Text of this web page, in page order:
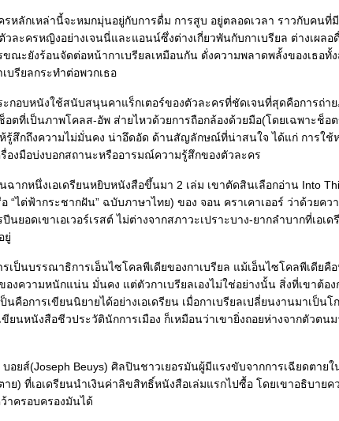
รหลักเหล่านี้จะหมกมุ่นอยู่กับการดื่ม การสูบ อยู่ตลอดเวลา ราวกับคนที่
วละครหญิงอย่างเจนนี่และแอนน์ซึ่งต่างเกี่ยวพันกับกาเบรียล ต่างเผลอ
ขณะยังร้อนจัดต่อหน้ากาเบรียลเหมือนกัน ดั่งความพลาดพลั้งของเธอทั้
เบรียลกระทำต่อพวกเธอ
ะกอบหนังใช้สนับสนุนคาแร็กเตอร์ของตัวละครที่ชัดเจนที่สุดคือการถ่า
อตที่เป็นภาพโคลส-อัพ ส่ายไหวด้วยการถือกล้องด้วยมือ(โดยเฉพาะช็อ
รู้สึกถึงความไม่มั่นคง น่าอึดอัด ด้านสัญลักษณ์ที่น่าสนใจ ได้แก่ การใช้
รื่องมือบ่งบอกสถานะหรืออารมณ์ความรู้สึกของตัวละคร
ฉากหนึ่งเอเดรียนหยิบหนังสือขึ้นมา 2 เล่ม เขาตัดสินเลือกอ่าน Into
“ไต่ฟ้ากระชากฝัน” ฉบับภาษาไทย) ของ จอน คราเคาเออร์ ว่าด้วยคว
นยอดเขาเอเวอร์เรสต์ ไม่ต่างจากสภาวะเปราะบาง-ยากลำบากที่เอเด
ยู่
รเป็นบรรณาธิการเอ็นไซโคลพีเดียของกาเบรียล แม้เอ็นไซโคลพีเดียคื
องความหนักแน่น มั่นคง แต่ตัวกาเบรียลเองไม่ใช่อย่างนั้น สิ่งที่เขาต้อง
ป็นคือการเขียนนิยายได้อย่างเอเดรียน เมื่อกาเบรียลเปลี่ยนงานมาเป็นโ
ขียนหนังสือชีวประวัตินักการเมือง ก็เหมือนว่าเขายิ่งถอยห่างจากตัวตน
ยส์(Joseph Beuys) ศิลปินชาวเยอรมันผู้มีแรงขับจากการเฉียดตายใ
) ที่เอเดรียนนำเงินค่าลิขสิทธิ์หนังสือเล่มแรกไปซื้อ โดยเขาอธิบายค
าครอบครองมันได้